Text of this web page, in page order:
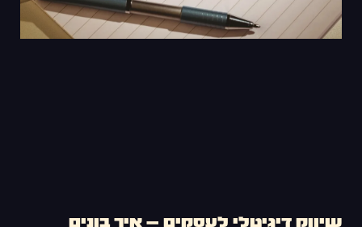
שיווק דיגיטלי לעסקים – איך בונים